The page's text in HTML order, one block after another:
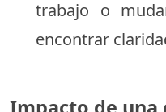
trabajo o
encontrar